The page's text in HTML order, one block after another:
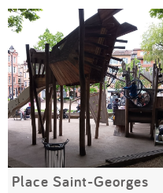
Alle Filter
Place Saint-Georges